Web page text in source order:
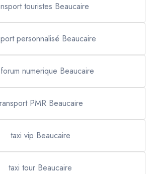
touristes Beaucaire
personnalisé Beaucaire
numerique Beaucaire
PMR Beaucaire
taxi vip Beaucaire
taxi tour Beaucaire